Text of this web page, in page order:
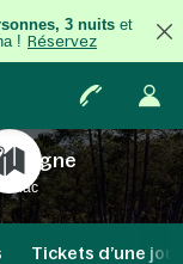
3 nuits et
! Réservez
Tickets d’une